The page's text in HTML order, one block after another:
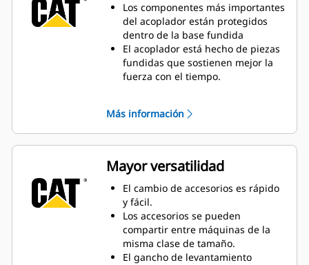
Los componentes más importantes
del acoplador están protegidos
dentro de la base fundida
El acoplador está hecho de piezas
fundidas que sostienen mejor la
fuerza con el tiempo.
el desgaste excesivo.
La baja altura de la estructura
mantiene una fuerza de
desprendimiento consistente.
La cuña de traba de servicio
pesado mantiene los accesorios
seguros.
Más información
Mayor versatilidad
El cambio de accesorios es rápido
y fácil.
Los accesorios se pueden
compartir entre máquinas de la
misma clase de tamaño.
El gancho de levantamiento